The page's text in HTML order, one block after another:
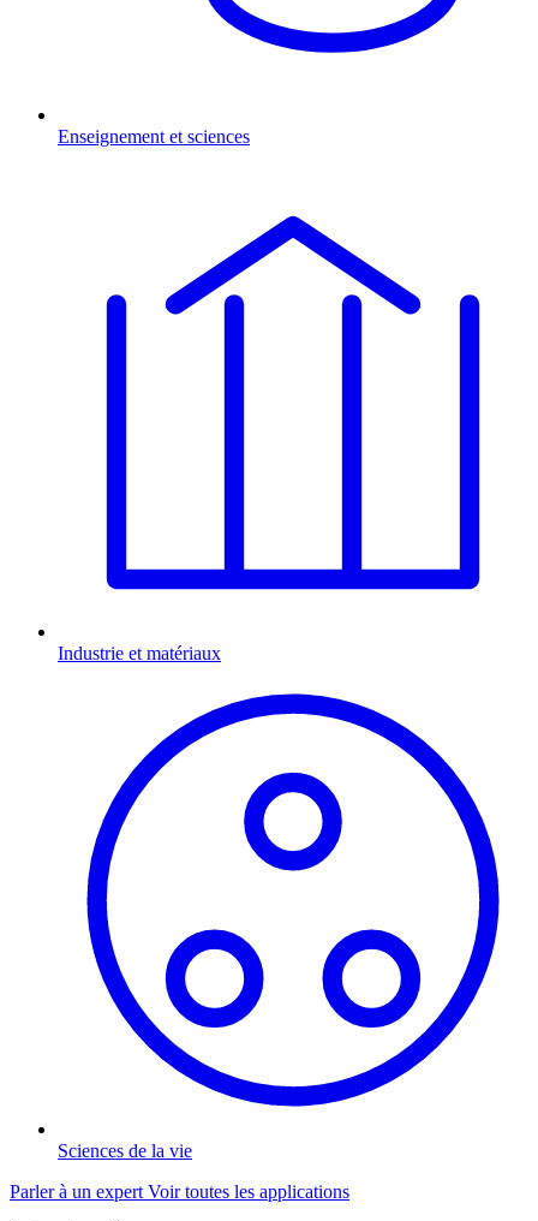
Enseignement et sciences
Industrie et matériaux
Sciences de la vie
Parler à un expert Voir toutes les applications